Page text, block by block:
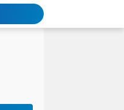
Pemkab Perkuat Komitmen Dalam Kehidupan Masyarakat Yang Harmonis